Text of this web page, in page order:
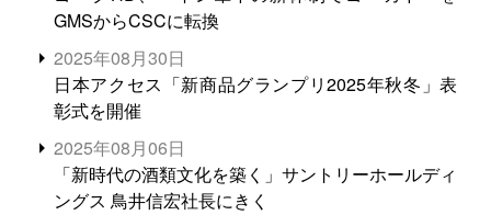
GMSからCSCに転換
2025年08月30日
日本アクセス「新商品グランプリ2025年秋冬」表
彰式を開催
2025年08月06日
「新時代の酒類文化を築く」サントリーホールディ
ングス 鳥井信宏社長にきく